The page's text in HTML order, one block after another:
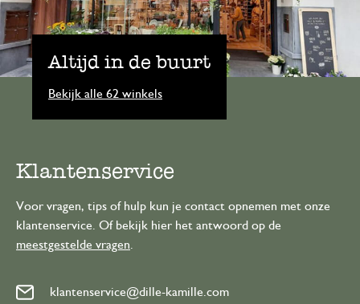
Altijd in de buurt
Bekijk alle 62 winkels
Klantenservice
Voor vragen, tips of hulp kun je contact opnemen met onze
klantenservice. Of bekijk hier het antwoord op de
meestgestelde vragen
klantenservice@dille-kamille.com